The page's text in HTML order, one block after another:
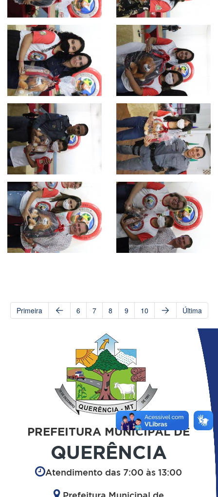
Primeira 6 7 8 9 10 Última
PREFEITURA MUNICIPAL DE
QUERÊNCIA
Atendimento das 7:00 às 13:00